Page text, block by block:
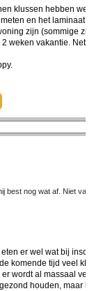
klussen hebben we
en het laminaat
zijn (sommige zijn
weken vakantie. Net
best nog wat af. Niet van
er wel wat bij
komende tijd veel
wordt al massaal
houden, maar